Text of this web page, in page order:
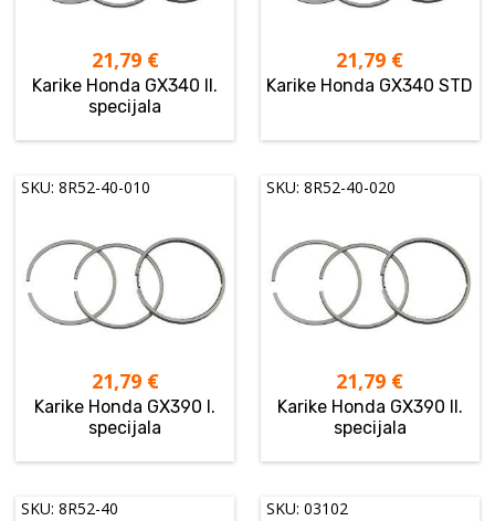
21,79 €
Karike Honda GX340 II.
specijala
21,79 €
Karike Honda GX340 STD
SKU: 8R52-40-010
21,79 €
Karike Honda GX390 I.
specijala
SKU: 8R52-40-020
21,79 €
Karike Honda GX390 II.
specijala
SKU: 8R52-40 SKU: 03102